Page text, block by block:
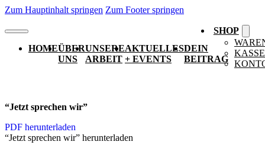
Zum Hauptinhalt springen Zum Footer springen
HOMEÜBER
UNS
UNSERE
ARBEIT
AKTUELLES
+ EVENTS
DEIN
BEITRAG
SHOP
KASSE
“Jetzt sprechen wir”
PDF herunterladen
“Jetzt sprechen wir” herunterladen